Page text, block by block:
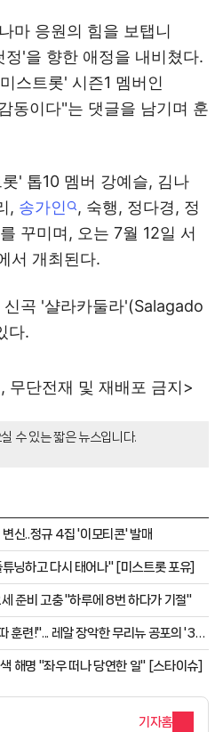
마 응원의 힘을 보탭니
'을 향한 애정을 내비쳤다.
스트롯' 시즌1 멤버인
동이다"는 댓글을 남기며 훈
' 톱10 멤버 강예슬, 김나
, 송가인
, 숙행, 정다경, 정
꾸미며, 오는 7월 12일 서
서 개최된다.
곡 '샬라카둘라'(Salagado
다.
단전재 및 재배포 금지>
수 있는 짧은 뉴스입니다.
신..정규 4집 '이모티콘' 발매
닝하고 다시 태어나" [미스트롯 포유]
준비 고충 "하루에 8번 하다가 기절"
훈련!"... 레알 장악한 무리뉴 공포의 '3대
해명 "좌우 떠나 당연한 일" [스타이슈]
기자홈